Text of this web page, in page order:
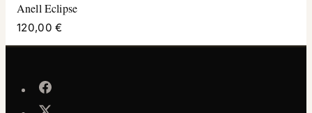
Anell Eclipse
120,00 €